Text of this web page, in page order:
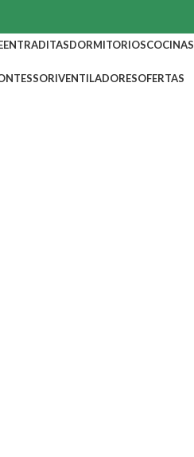
ENTRADITASDORMITORIOSCOCINAS
VENTILADORESOFERTAS